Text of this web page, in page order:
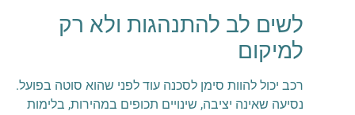
לשים לב להתנהגות ולא רק
למיקום
רכב יכול להוות סימן לסכנה עוד לפני שהוא סוטה בפועל.
נסיעה שאינה יציבה, שינויים תכופים במהירות, בלימות